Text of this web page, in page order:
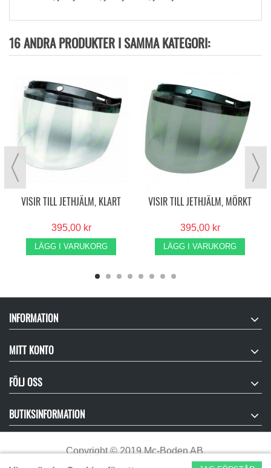
16 ANDRA PRODUKTER I SAMMA KATEGORI:
VISIR TILL JETHJÄLM, KLART
395,00 kr
LÄGG I VARUKORG
VISIR TILL JETHJÄLM, MÖRKT
395,00 kr
LÄGG I VARUKORG
INFORMATION
MITT KONTO
FÖLJ OSS
BUTIKSINFORMATION
Copyright©2019 Mc-Boden AB.